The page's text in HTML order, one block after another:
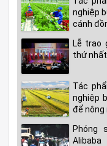
nghiệp
cánh
Lễ trao
thứ
Tác
nghiệp
để nông
Phóng
Alibaba